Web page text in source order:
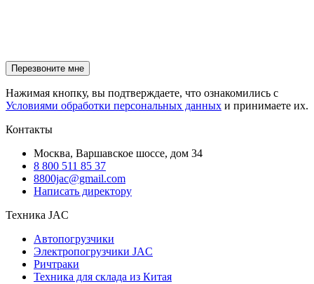
Нажимая кнопку, вы подтверждаете, что ознакомились с
Условиями обработки персональных данных и принимаете их.
Контакты
Москва, Варшавское шоссе, дом 34
8 800 511 85 37
8800jac@gmail.com
Написать директору
Техника JAC
Автопогрузчики
Электропогрузчики JAC
Ричтраки
Техника для склада из Китая